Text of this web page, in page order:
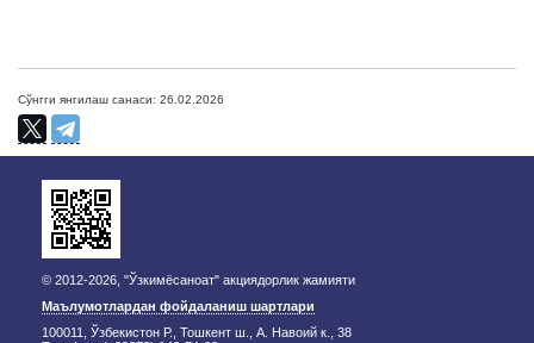
Сўнгги янгилаш санаси: 26.02.2026
© 2012-2026, "Ўзкимёсаноат" акциядорлик жамияти
Маълумотлардан фойдаланиш шартлари
100011, Ўзбекистон Р., Тошкент ш., А. Навоий к., 38